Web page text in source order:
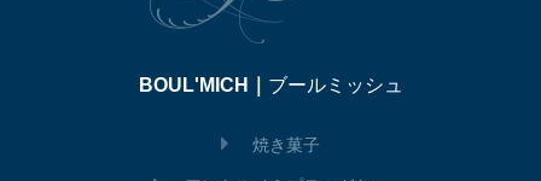
BOUL'MICH｜ ブールミッシュ
焼き菓子